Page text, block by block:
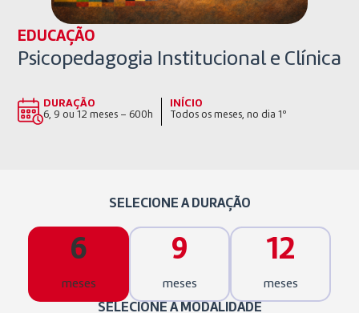
EDUCAÇÃO
Psicopedagogia Institucional e Clínica
DURAÇÃO
6, 9 ou 12 meses – 600h
INÍCIO
Todos os meses, no dia 1º
SELECIONE A DURAÇÃO
6
meses
9
meses
12
meses
SELECIONE A MODALIDADE